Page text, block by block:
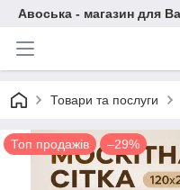
Авоська - магазин для
Товари та послуги
Топ продажів –29%